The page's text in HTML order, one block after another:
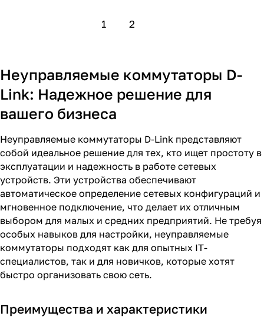
1 2
Неуправляемые коммутаторы D-
Link: Надежное решение для
вашего бизнеса
Неуправляемые коммутаторы D-Link представляют
собой идеальное решение для тех, кто ищет простоту в
эксплуатации и надежность в работе сетевых
устройств. Эти устройства обеспечивают
автоматическое определение сетевых конфигураций и
мгновенное подключение, что делает их отличным
выбором для малых и средних предприятий. Не требуя
особых навыков для настройки, неуправляемые
коммутаторы подходят как для опытных IT-
специалистов, так и для новичков, которые хотят
быстро организовать свою сеть.
Преимущества и характеристики